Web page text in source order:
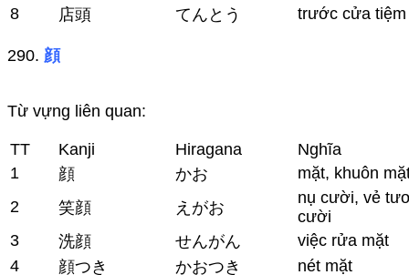
8
店頭 てんとう trước cửa tiệm
290. 顔
Từ vựng liên quan:
TT Kanji Hiragana
Nghĩa
1
顔 かお
mặt, khuôn
2
笑顔 えがお
nụ cười, vẻ
cười
3
洗顔 せんがん
việc rửa mặt
4
顔つき かおつき
nét mặt